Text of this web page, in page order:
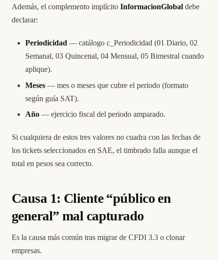
Además, el complemento implícito InformacionGlobal debe
declarar:
Periodicidad — catálogo c_Periodicidad (01 Diario, 02
Semanal, 03 Quincenal, 04 Mensual, 05 Bimestral cuando
aplique).
Meses — mes o meses que cubre el periodo (formato
según guía SAT).
Año — ejercicio fiscal del periodo amparado.
Si cualquiera de estos tres valores no cuadra con las fechas de
los tickets seleccionados en SAE, el timbrado falla aunque el
total en pesos sea correcto.
Causa 1: Cliente “público en
general” mal capturado
Es la causa más común tras migrar de CFDI 3.3 o clonar
empresas.